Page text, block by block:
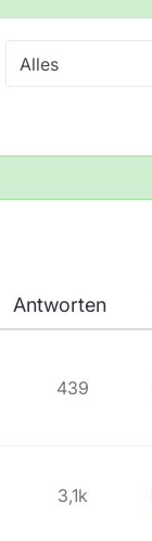
Antworten
439
3,1k